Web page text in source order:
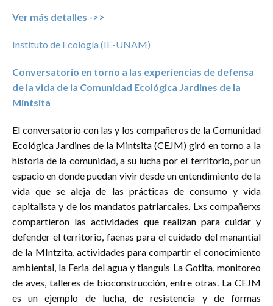
Ver más detalles ->>
Instituto de Ecología (IE-UNAM)
Conversatorio en torno a las experiencias de defensa
de la vida de la Comunidad Ecológica Jardines de la
Mintsita
El conversatorio con las y los compañeros de la Comunidad
Ecológica Jardines de la Mintsita (CEJM) giró en torno a la
historia de la comunidad, a su lucha por el territorio, por un
espacio en donde puedan vivir desde un entendimiento de la
vida que se aleja de las prácticas de consumo y vida
capitalista y de los mandatos patriarcales. Lxs compañerxs
compartieron las actividades que realizan para cuidar y
defender el territorio, faenas para el cuidado del manantial
de la MIntzita, actividades para compartir el conocimiento
ambiental, la Feria del agua y tianguis La Gotita, monitoreo
de aves, talleres de bioconstrucción, entre otras. La CEJM
es un ejemplo de lucha, de resistencia y de formas